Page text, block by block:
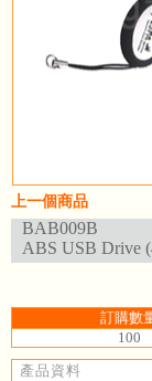
上一個商品
BAB009B
ABS USB Drive
訂購數
100
產品資料